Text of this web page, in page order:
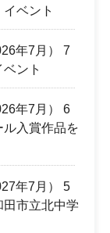
ベント
年7月） 7
ント
年7月） 6
入賞作品を
年7月） 5
市立北中学